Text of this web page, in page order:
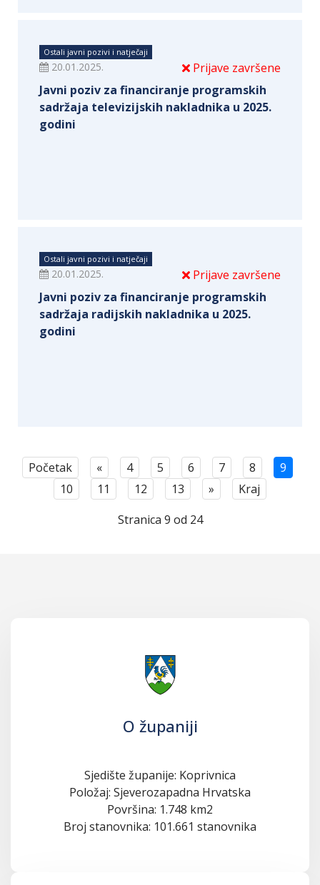
Ostali javni pozivi i natječaji
Prijave završene
20.01.2025.
Javni poziv za financiranje programskih
sadržaja televizijskih nakladnika u 2025.
godini
Ostali javni pozivi i natječaji
Prijave završene
20.01.2025.
Javni poziv za financiranje programskih
sadržaja radijskih nakladnika u 2025.
godini
Početak « 4 5 6 7 8
9
10
11 12 13 »
Kraj
Stranica 9 od 24
O županiji
Sjedište županije: Koprivnica
Položaj: Sjeverozapadna Hrvatska
Površina: 1.748 km2
Broj stanovnika: 101.661 stanovnika